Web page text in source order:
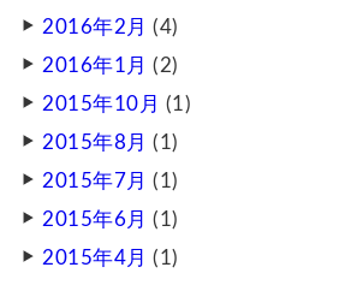
2016年2月 (4)
2016年1月 (2)
2015年10月 (1)
2015年8月 (1)
2015年7月 (1)
2015年6月 (1)
2015年4月 (1)